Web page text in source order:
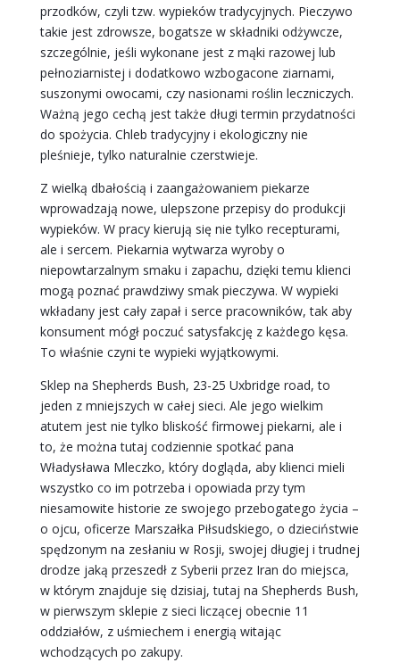
przodków, czyli tzw. wypieków tradycyjnych. Pieczywo
takie jest zdrowsze, bogatsze w składniki odżywcze,
szczególnie, jeśli wykonane jest z mąki razowej lub
pełnoziarnistej i dodatkowo wzbogacone ziarnami,
suszonymi owocami, czy nasionami roślin leczniczych.
Ważną jego cechą jest także długi termin przydatności
do spożycia. Chleb tradycyjny i ekologiczny nie
pleśnieje, tylko naturalnie czerstwieje.
Z wielką dbałością i zaangażowaniem piekarze
wprowadzają nowe, ulepszone przepisy do produkcji
wypieków. W pracy kierują się nie tylko recepturami,
ale i sercem. Piekarnia wytwarza wyroby o
niepowtarzalnym smaku i zapachu, dzięki temu klienci
mogą poznać prawdziwy smak pieczywa. W wypieki
wkładany jest cały zapał i serce pracowników, tak aby
konsument mógł poczuć satysfakcję z każdego kęsa.
To właśnie czyni te wypieki wyjątkowymi.
Sklep na Shepherds Bush, 23-25 Uxbridge road, to
jeden z mniejszych w całej sieci. Ale jego wielkim
atutem jest nie tylko bliskość firmowej piekarni, ale i
to, że można tutaj codziennie spotkać pana
Władysława Mleczko, który dogląda, aby klienci mieli
wszystko co im potrzeba i opowiada przy tym
niesamowite historie ze swojego przebogatego życia –
o ojcu, oficerze Marszałka Piłsudskiego, o dzieciństwie
spędzonym na zesłaniu w Rosji, swojej długiej i trudnej
drodze jaką przeszedł z Syberii przez Iran do miejsca,
w którym znajduje się dzisiaj, tutaj na Shepherds Bush,
w pierwszym sklepie z sieci liczącej obecnie 11
oddziałów, z uśmiechem i energią witając
wchodzących po zakupy.